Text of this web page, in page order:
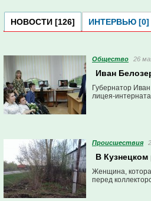
НОВОСТИ [126] ИНТЕРВЬЮ [0]
Общество 26
Иван
Губернатор
лицея-
Проиcшествия
В Кузнецком
Женщина,
перед